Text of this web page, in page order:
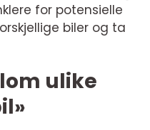
for potensielle
biler og ta
ulike